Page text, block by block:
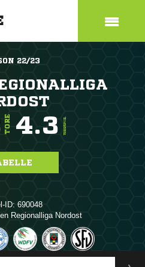
22/23
TORE 4.3 TORE/SPIEL
ID: 690048
Regionalliga Nordost